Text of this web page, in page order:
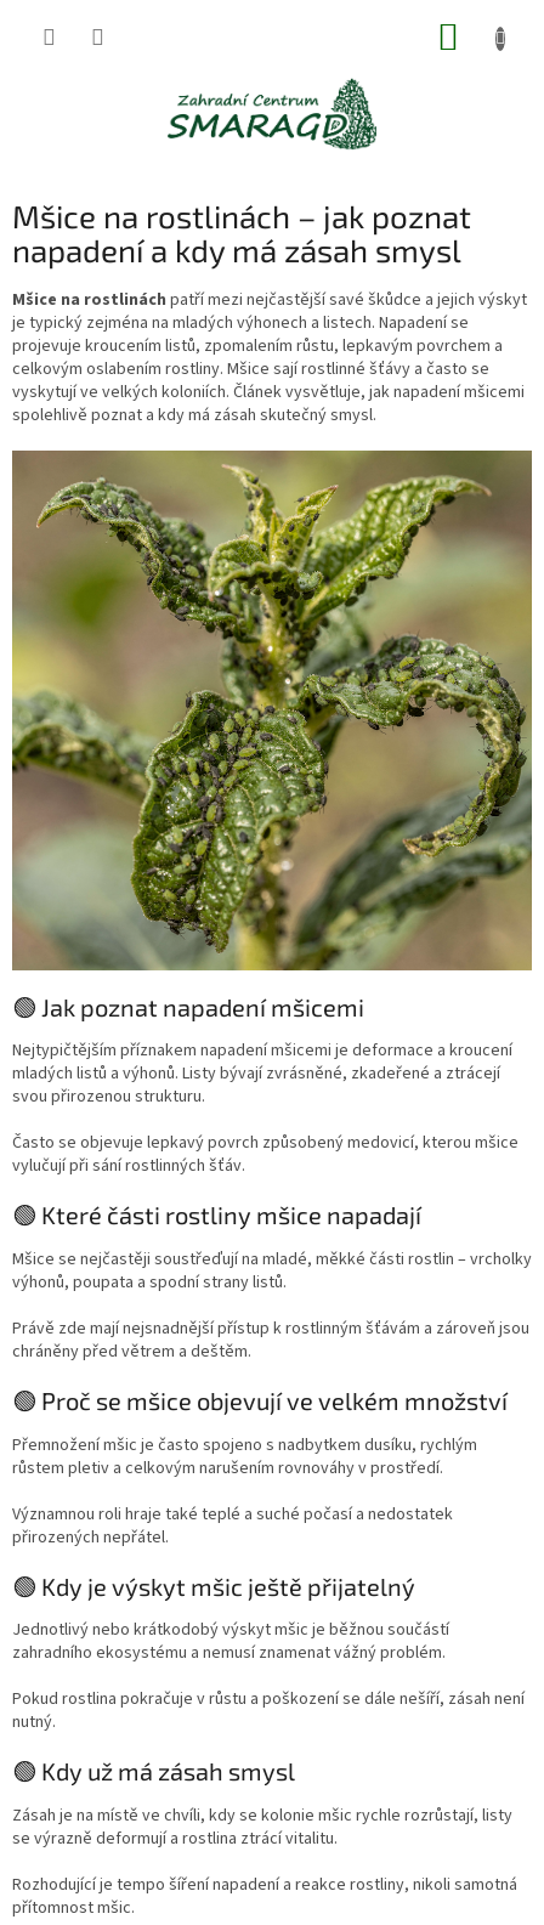
Mšice na rostlinách – jak poznat
napadení a kdy má zásah smysl
Mšice na rostlinách patří mezi nejčastější savé škůdce a jejich výskyt
je typický zejména na mladých výhonech a listech. Napadení se
projevuje kroucením listů, zpomalením růstu, lepkavým povrchem a
celkovým oslabením rostliny. Mšice sají rostlinné šťávy a často se
vyskytují ve velkých koloniích. Článek vysvětluje, jak napadení mšicemi
spolehlivě poznat a kdy má zásah skutečný smysl.
🟢 Jak poznat napadení mšicemi
Nejtypičtějším příznakem napadení mšicemi je deformace a kroucení
mladých listů a výhonů. Listy bývají zvrásněné, zkadeřené a ztrácejí
svou přirozenou strukturu.
Často se objevuje lepkavý povrch způsobený medovicí, kterou mšice
vylučují při sání rostlinných šťáv.
🟢 Které části rostliny mšice napadají
Mšice se nejčastěji soustřeďují na mladé, měkké části rostlin – vrcholky
výhonů, poupata a spodní strany listů.
Právě zde mají nejsnadnější přístup k rostlinným šťávám a zároveň jsou
chráněny před větrem a deštěm.
🟢 Proč se mšice objevují ve velkém množství
Přemnožení mšic je často spojeno s nadbytkem dusíku, rychlým
růstem pletiv a celkovým narušením rovnováhy v prostředí.
Významnou roli hraje také teplé a suché počasí a nedostatek
přirozených nepřátel.
🟢 Kdy je výskyt mšic ještě přijatelný
Jednotlivý nebo krátkodobý výskyt mšic je běžnou součástí
zahradního ekosystému a nemusí znamenat vážný problém.
Pokud rostlina pokračuje v růstu a poškození se dále nešíří, zásah není
nutný.
🟢 Kdy už má zásah smysl
Zásah je na místě ve chvíli, kdy se kolonie mšic rychle rozrůstají, listy
se výrazně deformují a rostlina ztrácí vitalitu.
Rozhodující je tempo šíření napadení a reakce rostliny, nikoli samotná
přítomnost mšic.